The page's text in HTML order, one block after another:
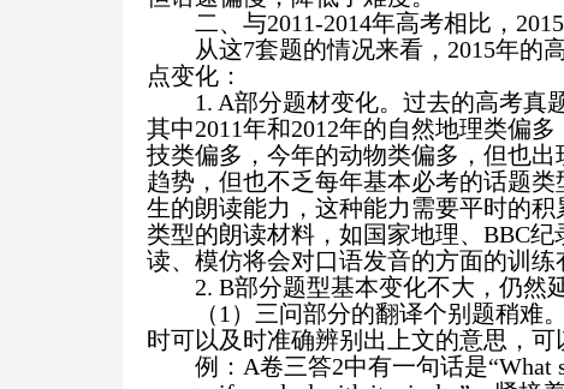
二、与2011-2014年高考相比， 2015
从这7套题的情况来看， 2015年的
点变化：
1. A部分题材变化。过去的高考真
其中2011年和2012年的自然地理类偏多
技类偏多，今年的动物类偏多，但也
趋势，但也不乏每年基本必考的话题
生的朗读能力，这种能力需要平时的
类型的朗读材料，如国家地理、 BBC纪
读、模仿将会对口语发音的方面的训练
2. B部分题型基本变化不大，仍然
（1 ）三问部分的翻译个别题稍难
时可以及时准确辨别出上文的意思，可
例： A卷三答2中有一句话是“What